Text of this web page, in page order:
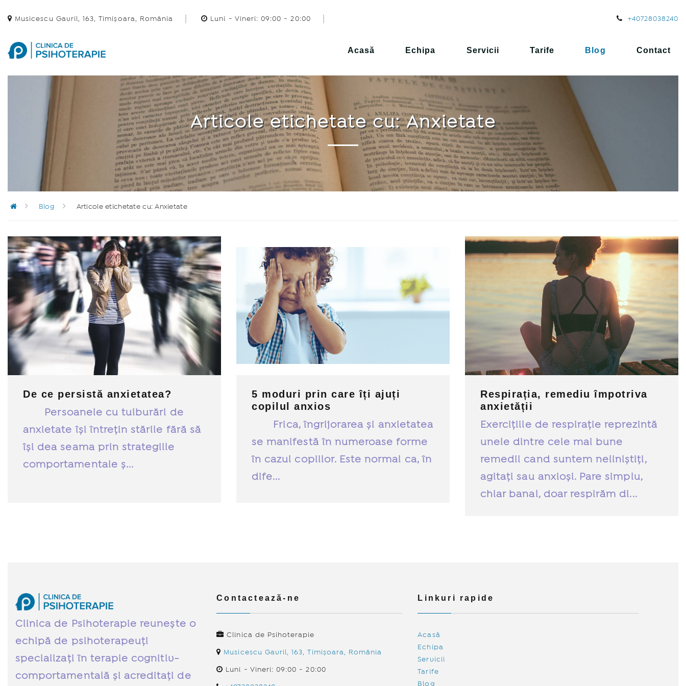
Musicescu Gavril, 163, Timișoara, România Luni - Vineri: 09:00 - 20:00 +40728038240
Acasă Echipa Servicii Tarife Blog Contact
Articole etichetate cu: Anxietate
Blog Articole etichetate cu: Anxietate
De ce persistă anxietatea?
Persoanele cu tulburări de
anxietate își întrețin stările fără să
își dea seama prin strategiile
comportamentale ș...
5 moduri prin care îți ajuți
copilul anxios
Frica, îngrijorarea și anxietatea
se manifestă în numeroase forme
în cazul copiilor. Este normal ca, în
dife...
Respirația, remediu împotriva
anxietății
Exercițiile de respirație reprezintă
unele dintre cele mai bune
remedii cand suntem neliniștiți,
agitați sau anxioși. Pare simplu,
chiar banal, doar respirăm di...
Clinica de Psihoterapie reunește o
echipă de psihoterapeuți
specializați în terapie cognitiv-
comportamentală și acreditați de
Contactează-ne
Clinica de Psihoterapie
Musicescu Gavril, 163, Timișoara, România
Luni - Vineri: 09:00 - 20:00
Linkuri rapide
Acasă
Echipa
Servicii
Tarife
Blog